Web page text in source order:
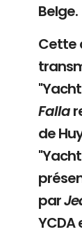
Belge.
Cette
Falla
de
par